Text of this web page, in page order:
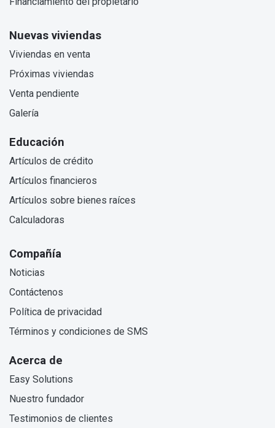
Nuevas viviendas
Viviendas en venta
Próximas viviendas
Venta pendiente
Galería
Educación
Artículos de crédito
Artículos financieros
Artículos sobre bienes raíces
Calculadoras
Compañía
Noticias
Contáctenos
Política de privacidad
Términos y condiciones de SMS
Acerca de
Easy Solutions
Nuestro fundador
Testimonios de clientes